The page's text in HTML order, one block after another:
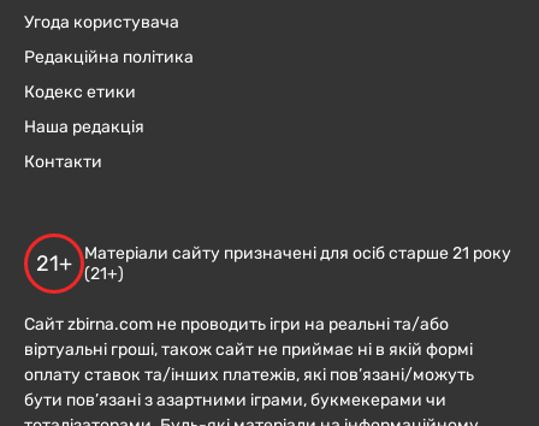
Угода користувача
Редакційна політика
Кодекс етики
Наша редакція
Контакти
21+
Матеріали сайту призначені для осіб старше 21 року
(21+)
Сайт zbirna.com не проводить ігри на реальні та/або
віртуальні гроші, також сайт не приймає ні в якій формі
оплату ставок та/інших платежів, які пов’язані/можуть
бути пов’язані з азартними іграми, букмекерами чи